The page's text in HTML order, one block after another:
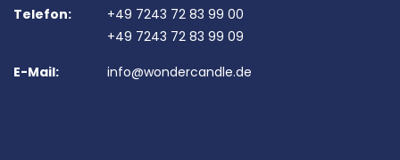
Telefon:
+49 7243 72 83 99 00
+49 7243 72 83 99 09
E-Mail:
info@wondercandle.de